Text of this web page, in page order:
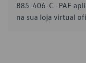
885-406-C -PAE
na sua loja virtual